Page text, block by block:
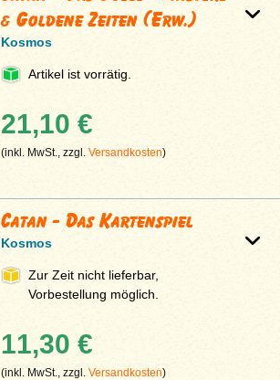
& Goldene Zeiten (Erw.)
Kosmos
Artikel ist vorrätig.
21,10 €
(inkl. MwSt., zzgl.Versandkosten)
Catan - Das Kartenspiel
Kosmos
Zur Zeit nicht lieferbar,
Vorbestellung möglich.
11,30 €
(inkl. MwSt., zzgl.Versandkosten)